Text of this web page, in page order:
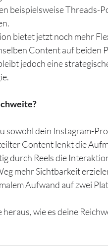
beispielsweise Threads-
bietet jetzt noch mehr
Content auf beiden
jedoch eine
sowohl dein Instagram-
Content lenkt die
durch Reels die
mehr Sichtbarkeit
Aufwand auf zwei
wie es deine